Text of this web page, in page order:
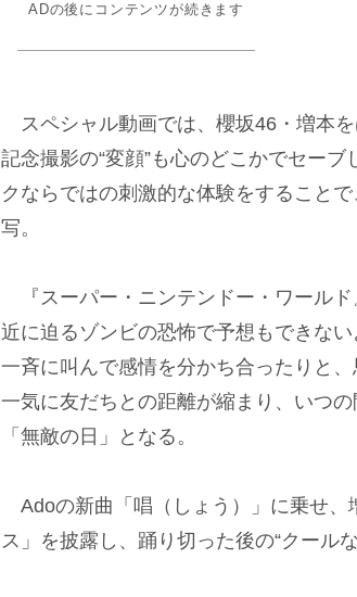
ADの後にコンテンツが続きます
スペシャル動画では、櫻坂46・増本
記念撮影の“変顔”も心のどこかでセー
クならではの刺激的な体験をすること
写。
『スーパー・ニンテンドー・ワール
近に迫るゾンビの恐怖で予想もできな
一斉に叫んで感情を分かち合ったりと
一気に友だちとの距離が縮まり、いつ
「無敵の日」となる。
Adoの新曲「唱（しょう）」に乗せ、
ス」を披露し、踊り切った後の“クール